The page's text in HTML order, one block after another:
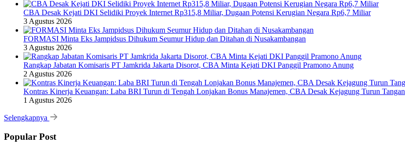
CBA Desak Kejati DKI Selidiki Proyek Internet Rp315,8 Miliar, Dugaan Potensi Kerugian Negara Rp6,7 Miliar
3 Agustus 2026
FORMASI Minta Eks Jampidsus Dihukum Seumur Hidup dan Ditahan di Nusakambangan
3 Agustus 2026
Rangkap Jabatan Komisaris PT Jamkrida Jakarta Disorot, CBA Minta Kejati DKI Panggil Pramono Anung
2 Agustus 2026
Kontras Kinerja Keuangan: Laba BRI Turun di Tengah Lonjakan Bonus Manajemen, CBA Desak Kejagung Turun Tangan
1 Agustus 2026
Selengkapnya
Popular Post